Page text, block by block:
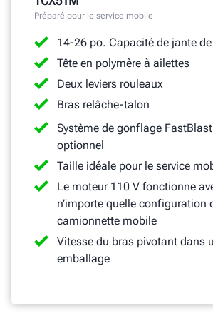
Préparé pour le service mobile
14-26 po. Capacité de jante
Tête en polymère à ailettes
Deux leviers rouleaux
Bras relâche-talon
Système de gonflage FastBlast
optionnel
Taille idéale pour le service
Le moteur 110 V fonctionne
n’importe quelle configuration
camionnette mobile
Vitesse du bras pivotant dans
emballage